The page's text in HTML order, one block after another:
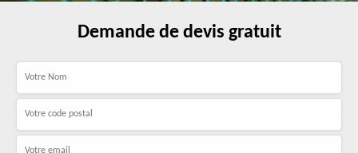
Demande de devis gratuit